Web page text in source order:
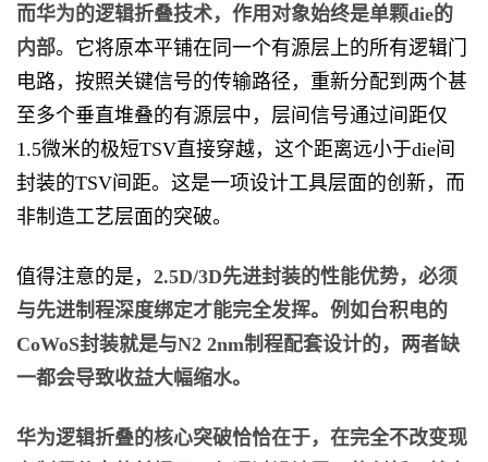
而华为的逻辑折叠技术，作用对象始终是单颗die的
内部。它将原本平铺在同一个有源层上的所有逻辑门
电路，按照关键信号的传输路径，重新分配到两个甚
至多个垂直堆叠的有源层中，层间信号通过间距仅
1.5微米的极短TSV直接穿越，这个距离远小于die间
封装的TSV间距。这是一项设计工具层面的创新，而
非制造工艺层面的突破。
值得注意的是， 2.5D/3D先进封装的性能优势，必须
与先进制程深度绑定才能完全发挥。例如台积电的
CoWoS封装就是与N2 2nm制程配套设计的，两者缺
一都会导致收益大幅缩水。
华为逻辑折叠的核心突破恰恰在于，在完全不改变现